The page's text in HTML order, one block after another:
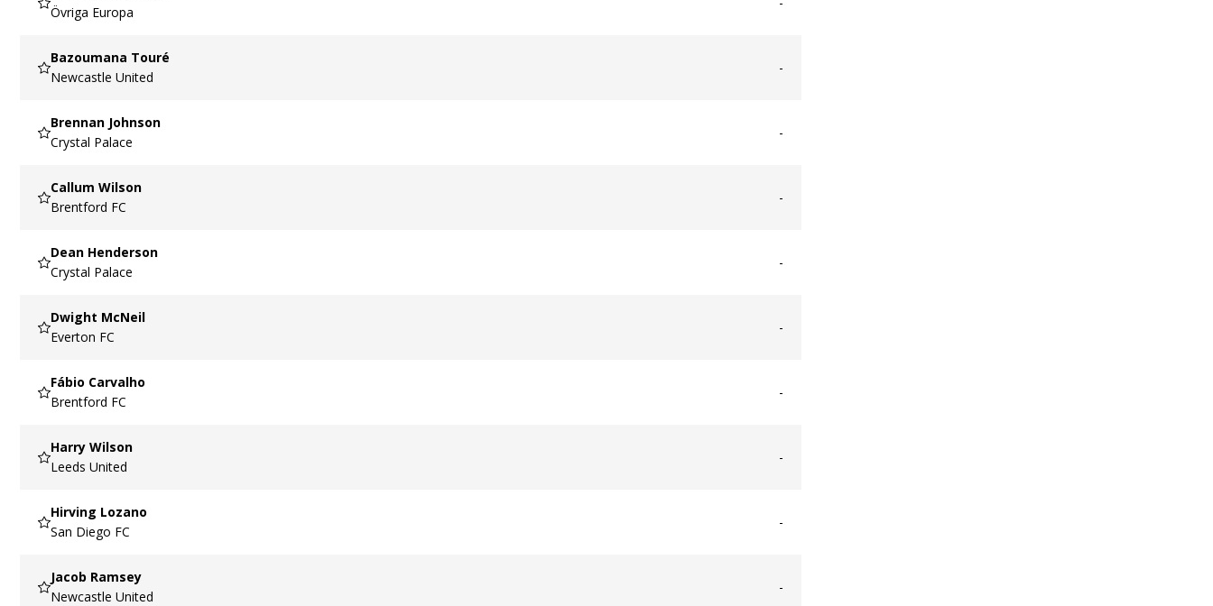
Övriga Europa
Bazoumana Touré
Newcastle United
-
Brennan Johnson
Crystal Palace
-
Callum Wilson
Brentford FC
-
Dean Henderson
Crystal Palace
-
Dwight McNeil
Everton FC
-
Fábio Carvalho
Brentford FC
-
Harry Wilson
Leeds United
-
Hirving Lozano
San Diego FC
-
Jacob Ramsey
Newcastle United
-